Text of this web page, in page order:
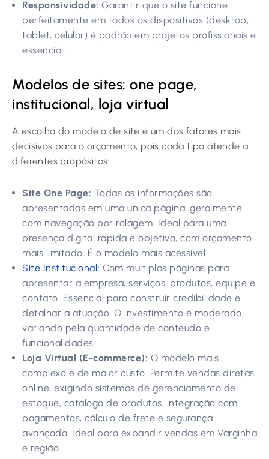
Responsividade: Garantir que o site funcione
perfeitamente em todos os dispositivos (desktop,
tablet, celular) é padrão em projetos profissionais e
essencial.
Modelos de sites: one page,
institucional, loja virtual
A escolha do modelo de site é um dos fatores mais
decisivos para o orçamento, pois cada tipo atende a
diferentes propósitos:
Site One Page: Todas as informações são
apresentadas em uma única página, geralmente
com navegação por rolagem. Ideal para uma
presença digital rápida e objetiva, com orçamento
mais limitado. É o modelo mais acessível.
Site Institucional : Com múltiplas páginas para
apresentar a empresa, serviços, produtos, equipe e
contato. Essencial para construir credibilidade e
detalhar a atuação. O investimento é moderado,
variando pela quantidade de conteúdo e
funcionalidades.
Loja Virtual (E-commerce): O modelo mais
complexo e de maior custo. Permite vendas diretas
online, exigindo sistemas de gerenciamento de
estoque, catálogo de produtos, integração com
pagamentos, cálculo de frete e segurança
avançada. Ideal para expandir vendas em Varginha
e região.